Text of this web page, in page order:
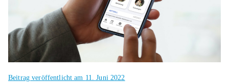
Ammerndor
f-
Großhabers
Beitrag veröffentlicht am 11. Juni 2022